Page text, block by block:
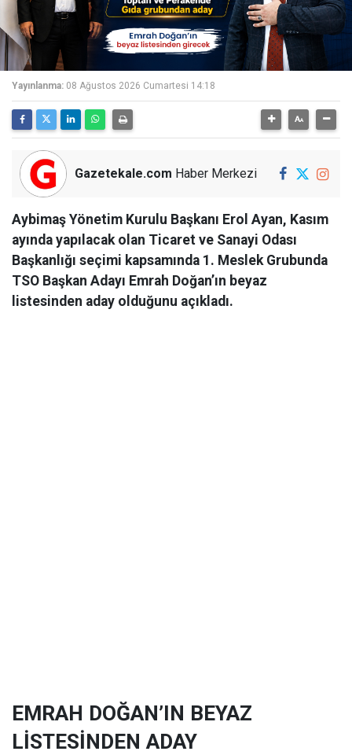
Yayınlanma: 08 Ağustos 2026 Cumartesi 14:18
Gazetekale.com Haber Merkezi
Aybimaş Yönetim Kurulu Başkanı Erol Ayan, Kasım
ayında yapılacak olan Ticaret ve Sanayi Odası
Başkanlığı seçimi kapsamında 1. Meslek Grubunda
TSO Başkan Adayı Emrah Doğan’ın beyaz
listesinden aday olduğunu açıkladı.
EMRAH DOĞAN’IN BEYAZ
LİSTESİNDEN ADAY